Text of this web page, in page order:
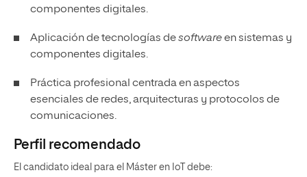
componentes digitales.
Aplicación de tecnologías desoftwareen sistemas y
componentes digitales.
Práctica profesional centrada en aspectos
esenciales de redes, arquitecturas y protocolos de
comunicaciones.
Perfil recomendado
El candidato ideal para el Máster en IoT debe: